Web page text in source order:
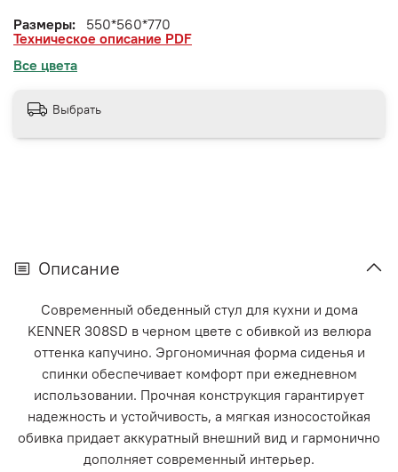
Все цвета
Размеры:
550*560*770
Техническое описание PDF
Выбрать
Описание
Современный обеденный стул для кухни и дома
KENNER 308SD в черном цвете с обивкой из велюра
оттенка капучино. Эргономичная форма сиденья и
спинки обеспечивает комфорт при ежедневном
использовании. Прочная конструкция гарантирует
надежность и устойчивость, а мягкая износостойкая
обивка придает аккуратный внешний вид и гармонично
дополняет современный интерьер.